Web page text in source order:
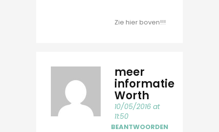
Zie hier boven!!!
meer
informatie
Worth
10/05/2016 at
11:50
BEANTWOORDEN